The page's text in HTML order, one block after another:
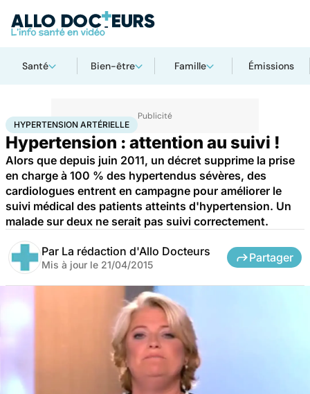
Santé Bien-être Famille Émissions
AccueilSantéHypertension artérielle
HYPERTENSION ARTÉRIELLE
Hypertension : attention au suivi !
Alors que depuis juin 2011, un décret supprime la prise
en charge à 100 % des hypertendus sévères, des
cardiologues entrent en campagne pour améliorer le
suivi médical des patients atteints d'hypertension. Un
malade sur deux ne serait pas suivi correctement.
Par La rédaction d'Allo Docteurs
Mis à jour le 21/04/2015
Partager